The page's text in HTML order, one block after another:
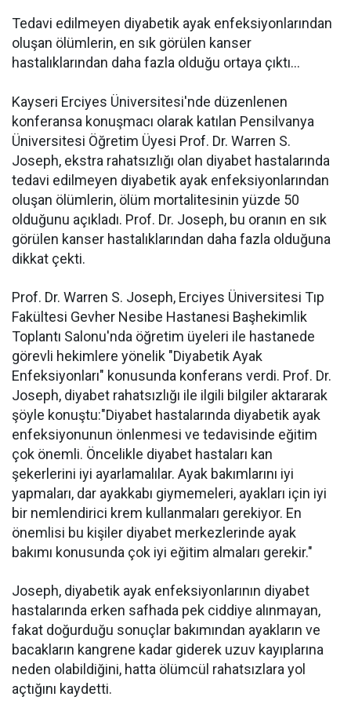
Tedavi edilmeyen diyabetik ayak enfeksiyonlarından
oluşan ölümlerin, en sık görülen kanser
hastalıklarından daha fazla olduğu ortaya çıktı...
Kayseri Erciyes Üniversitesi'nde düzenlenen
konferansa konuşmacı olarak katılan Pensilvanya
Üniversitesi Öğretim Üyesi Prof. Dr. Warren S.
Joseph, ekstra rahatsızlığı olan diyabet hastalarında
tedavi edilmeyen diyabetik ayak enfeksiyonlarından
oluşan ölümlerin, ölüm mortalitesinin yüzde 50
olduğunu açıkladı. Prof. Dr. Joseph, bu oranın en sık
görülen kanser hastalıklarından daha fazla olduğuna
dikkat çekti.
Prof. Dr. Warren S. Joseph, Erciyes Üniversitesi Tıp
Fakültesi Gevher Nesibe Hastanesi Başhekimlik
Toplantı Salonu'nda öğretim üyeleri ile hastanede
görevli hekimlere yönelik "Diyabetik Ayak
Enfeksiyonları" konusunda konferans verdi. Prof. Dr.
Joseph, diyabet rahatsızlığı ile ilgili bilgiler aktararak
şöyle konuştu:"Diyabet hastalarında diyabetik ayak
enfeksiyonunun önlenmesi ve tedavisinde eğitim
çok önemli. Öncelikle diyabet hastaları kan
şekerlerini iyi ayarlamalılar. Ayak bakımlarını iyi
yapmaları, dar ayakkabı giymemeleri, ayakları için iyi
bir nemlendirici krem kullanmaları gerekiyor. En
önemlisi bu kişiler diyabet merkezlerinde ayak
bakımı konusunda çok iyi eğitim almaları gerekir."
Joseph, diyabetik ayak enfeksiyonlarının diyabet
hastalarında erken safhada pek ciddiye alınmayan,
fakat doğurduğu sonuçlar bakımından ayakların ve
bacakların kangrene kadar giderek uzuv kayıplarına
neden olabildiğini, hatta ölümcül rahatsızlara yol
açtığını kaydetti.